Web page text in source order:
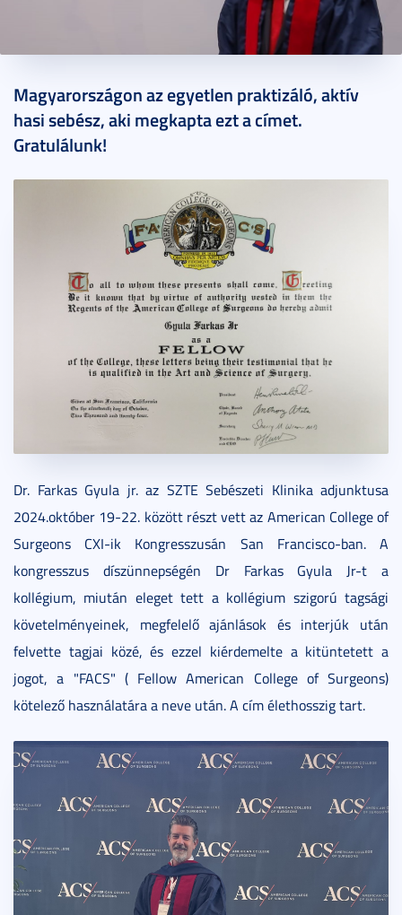
Magyarországon az egyetlen praktizáló, aktív
hasi sebész, aki megkapta ezt a címet.
Gratulálunk!
Dr. Farkas Gyula jr. az SZTE Sebészeti Klinika adjunktusa
2024.október 19-22. között részt vett az American College of
Surgeons CXI-ik Kongresszusán San Francisco-ban. A
kongresszus díszünnepségén Dr Farkas Gyula Jr-t a
kollégium, miután eleget tett a kollégium szigorú tagsági
követelményeinek, megfelelő ajánlások és interjúk után
felvette tagjai közé, és ezzel kiérdemelte a kitüntetett a
jogot, a "FACS" ( Fellow American College of Surgeons)
kötelező használatára a neve után. A cím élethosszig tart.